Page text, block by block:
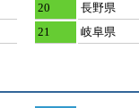
20
長野県
21
岐阜県